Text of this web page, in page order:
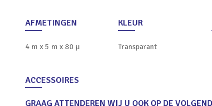
AFMETINGEN
4 m x 5 m x 80 µ
KLEUR
Transparant
ACCESSOIRES
GRAAG ATTENDEREN WIJ U OOK OP DE